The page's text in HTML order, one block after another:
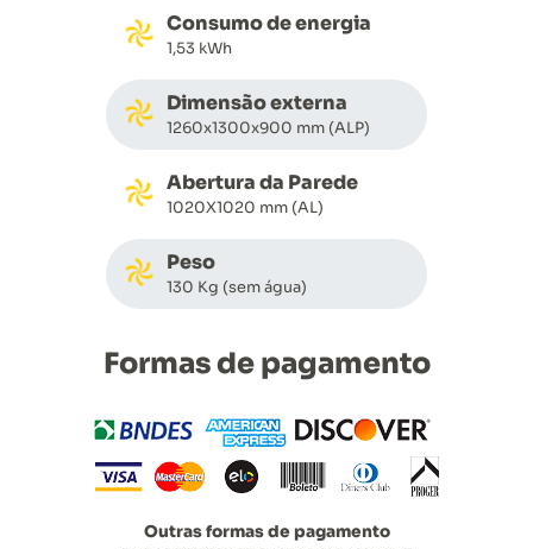
Consumo de energia
1,53 kWh
Dimensão externa
1260x1300x900 mm (ALP)
Abertura da Parede
1020X1020 mm (AL)
Peso
130 Kg (sem água)
Formas de pagamento
Outras formas de pagamento